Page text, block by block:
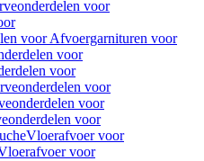
voor
voor Afvoergarnituren voor
voor
voor
voor
voor
voor
Vloerafvoer voor
voor